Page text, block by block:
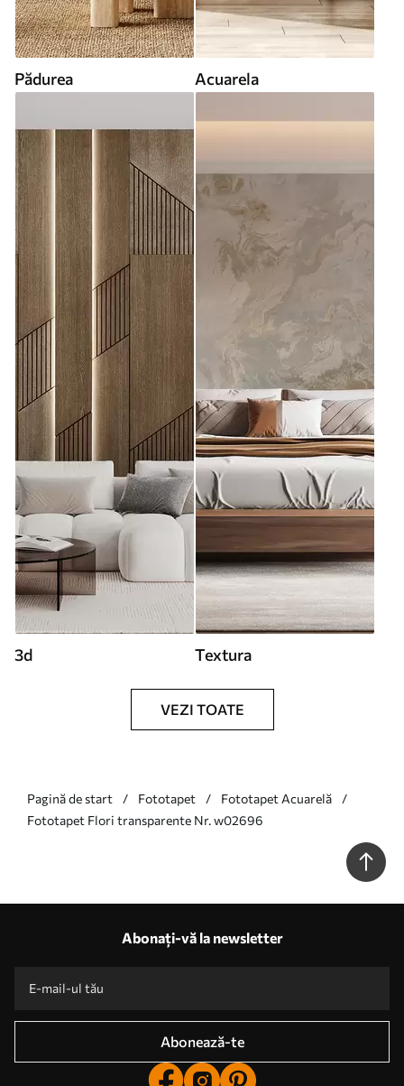
Pădurea Acuarela
3d Textura
VEZI TOATE
Pagină de start Fototapet
Fototapet Acuarelă
Fototapet Flori transparente Nr. w02696
Abonați-vă la newsletter
Abonează-te